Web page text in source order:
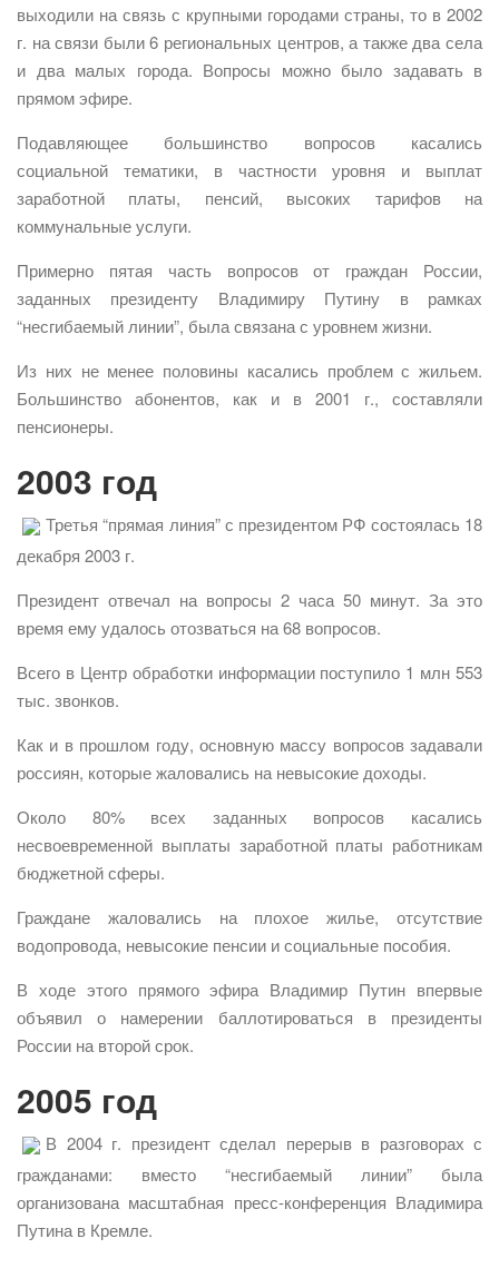
выходили на связь с крупными городами страны, то в 2002
г. на связи были 6 региональных центров, а также два села
и два малых города. Вопросы можно было задавать в
прямом эфире.
Подавляющее большинство вопросов касались
социальной тематики, в частности уровня и выплат
заработной платы, пенсий, высоких тарифов на
коммунальные услуги.
Примерно пятая часть вопросов от граждан России,
заданных президенту Владимиру Путину в рамках
“несгибаемый линии”, была связана с уровнем жизни.
Из них не менее половины касались проблем с жильем.
Большинство абонентов, как и в 2001 г., составляли
пенсионеры.
2003 год
Третья “прямая линия” с президентом РФ состоялась 18
декабря 2003 г.
Президент отвечал на вопросы 2 часа 50 минут. За это
время ему удалось отозваться на 68 вопросов.
Всего в Центр обработки информации поступило 1 млн 553
тыс. звонков.
Как и в прошлом году, основную массу вопросов задавали
россиян, которые жаловались на невысокие доходы.
Около 80% всех заданных вопросов касались
несвоевременной выплаты заработной платы работникам
бюджетной сферы.
Граждане жаловались на плохое жилье, отсутствие
водопровода, невысокие пенсии и социальные пособия.
В ходе этого прямого эфира Владимир Путин впервые
объявил о намерении баллотироваться в президенты
России на второй срок.
2005 год
В 2004 г. президент сделал перерыв в разговорах с
гражданами: вместо “несгибаемый линии” была
организована масштабная пресс-конференция Владимира
Путина в Кремле.